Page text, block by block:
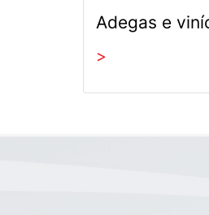
Adegas e
>